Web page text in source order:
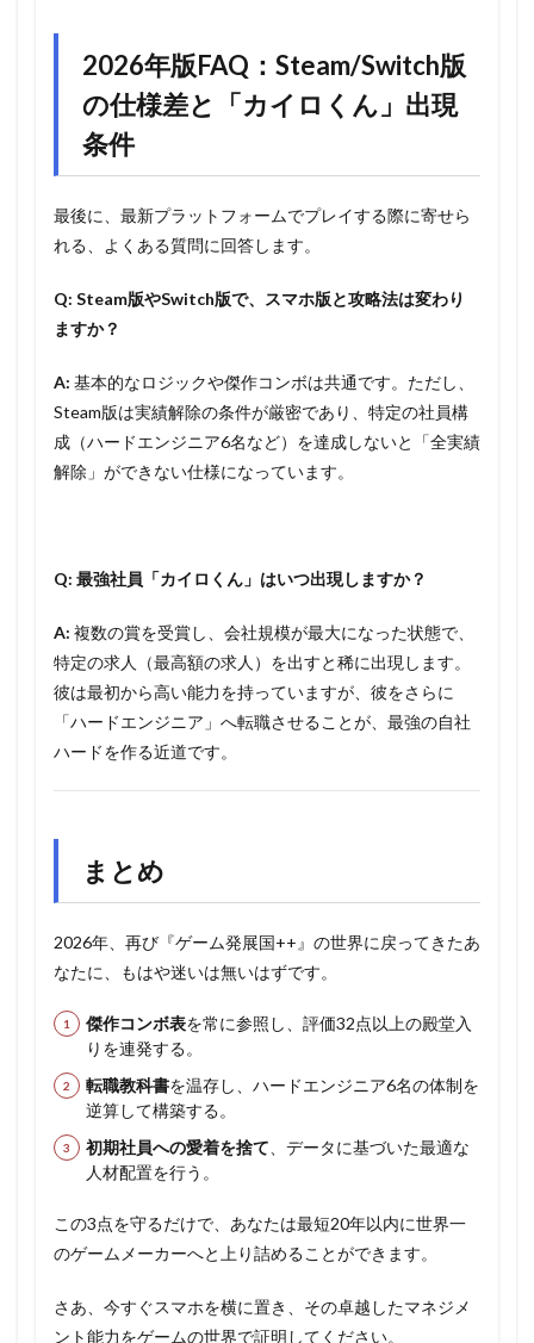
2026年版FAQ：Steam/Switch版
の仕様差と「カイロくん」出現
条件
最後に、最新プラットフォームでプレイする際に寄せら
れる、よくある質問に回答します。
Q: Steam版やSwitch版で、スマホ版と攻略法は変わり
ますか？
A: 基本的なロジックや傑作コンボは共通です。ただし、
Steam版は実績解除の条件が厳密であり、特定の社員構
成（ハードエンジニア6名など）を達成しないと「全実績
解除」ができない仕様になっています。
Q: 最強社員「カイロくん」はいつ出現しますか？
A: 複数の賞を受賞し、会社規模が最大になった状態で、
特定の求人（最高額の求人）を出すと稀に出現します。
彼は最初から高い能力を持っていますが、彼をさらに
「ハードエンジニア」へ転職させることが、最強の自社
ハードを作る近道です。
まとめ
2026年、再び『ゲーム発展国++』の世界に戻ってきたあ
なたに、もはや迷いは無いはずです。
傑作コンボ表を常に参照し、評価32点以上の殿堂入
りを連発する。
転職教科書を温存し、ハードエンジニア6名の体制を
逆算して構築する。
初期社員への愛着を捨て、データに基づいた最適な
人材配置を行う。
この3点を守るだけで、あなたは最短20年以内に世界一
のゲームメーカーへと上り詰めることができます。
さあ、今すぐスマホを横に置き、その卓越したマネジメ
ント能力をゲームの世界で証明してください。